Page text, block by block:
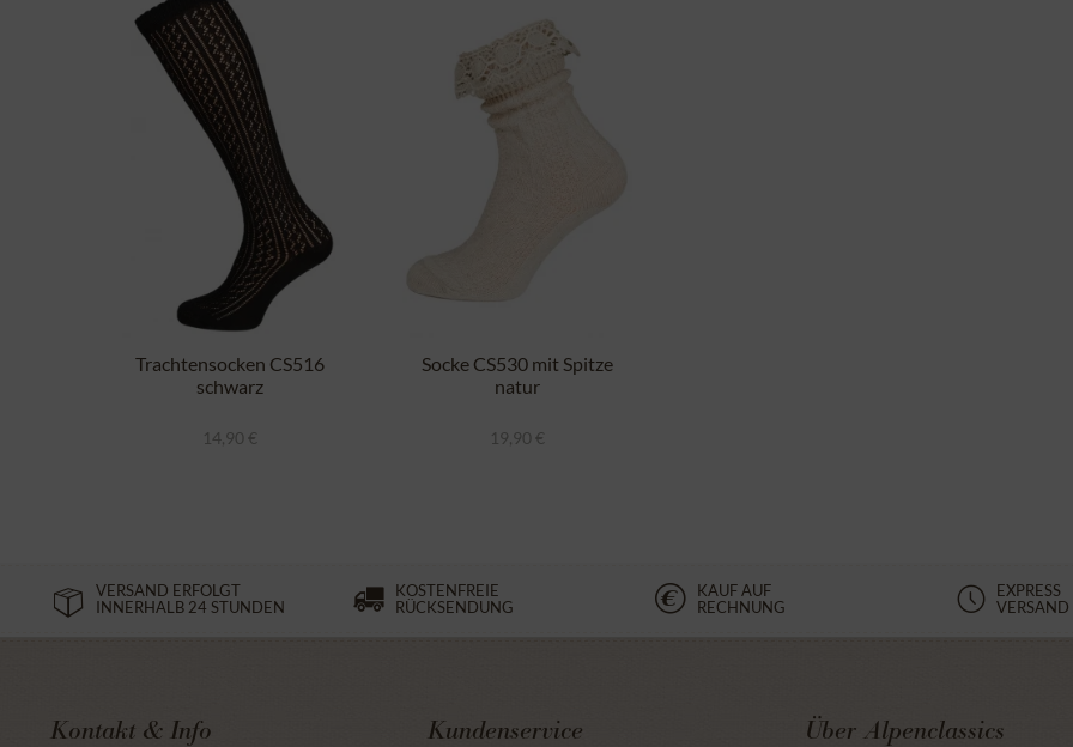
Trachtensocken CS516
schwarz
14,90 €
Socke CS530 mit Spitze
natur
19,90 €
VERSAND ERFOLGT
INNERHALB 24 STUNDEN
KOSTENFREIE
RÜCKSENDUNG
KAUF AUF
RECHNUNG
EXPRESS
VERSAND
Kontakt & Info Kundenservice Über Alpenclassics